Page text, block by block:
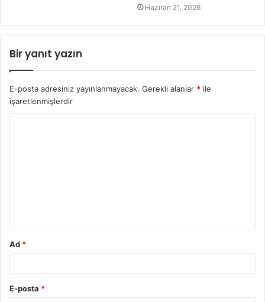
Haziran 21, 2026
Bir yanıt yazın
E-posta adresiniz yayınlanmayacak. Gerekli alanlar * ile
işaretlenmişlerdir
Ad *
E-posta *